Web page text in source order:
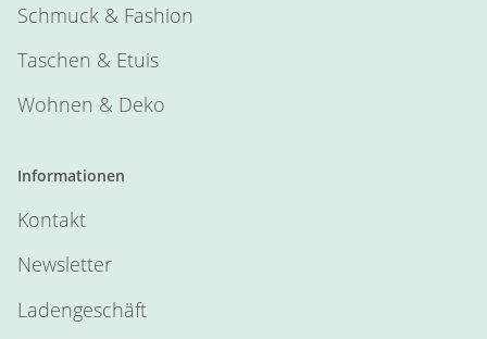
Schmuck & Fashion
Taschen & Etuis
Wohnen & Deko
Informationen
Kontakt
Newsletter
Ladengeschäft